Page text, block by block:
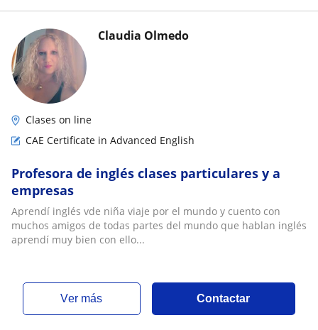
Claudia Olmedo
Clases on line
CAE Certificate in Advanced English
Profesora de inglés clases particulares y a
empresas
Aprendí inglés vde niña viaje por el mundo y cuento con
muchos amigos de todas partes del mundo que hablan inglés
aprendí muy bien con ello...
ver más Contactar